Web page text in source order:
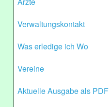
Verwaltungskontakt
Was erledige ich Wo
Vereine
Aktuelle Ausgabe als PDF